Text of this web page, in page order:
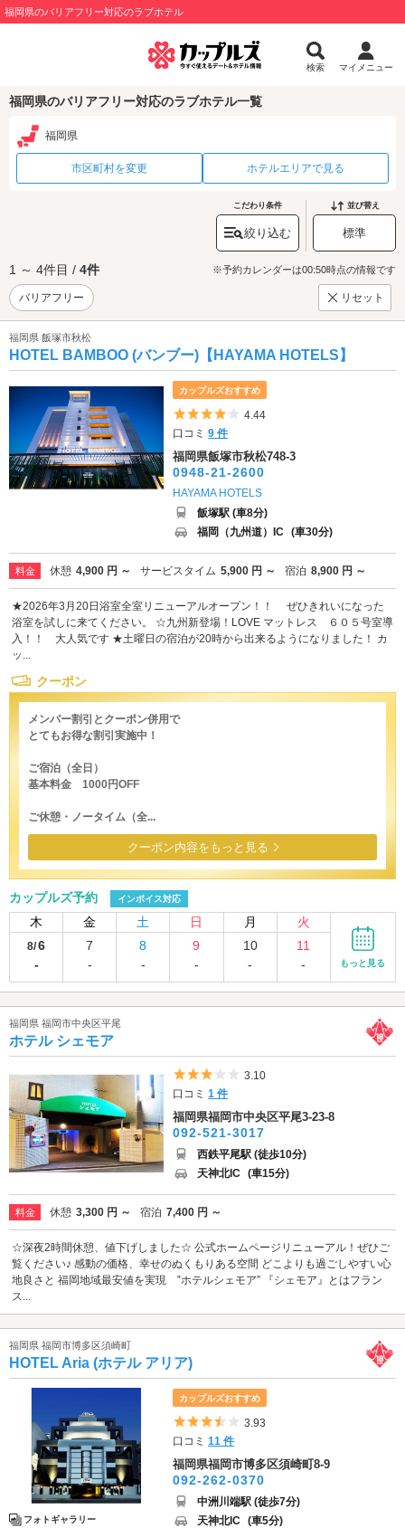
福岡県のバリアフリー対応のラブホテル
検索 マイメニュー
福岡県のバリアフリー対応のラブホテル一覧
福岡県
市区町村を変更 ホテルエリアで見る
こだわり条件
絞り込む
並び替え
標準
1 ～ 4件目 / 4件 ※予約カレンダーは00:50時点の情報です
バリアフリー リセット
福岡県 飯塚市秋松
HOTEL BAMBOO (バンブー)【HAYAMA HOTELS】
カップルズおすすめ
5つ星のうち4
4.44
口コミ9 件
福岡県飯塚市秋松748-3
0948-21-2600
HAYAMA HOTELS
飯塚駅 (車8分)
福岡（九州道）IC (車30分)
料金 休憩 4,900 円 ～ サービスタイム 5,900 円 ～ 宿泊 8,900 円 ～
★2026年3月20日浴室全室リニューアルオープン！！ ぜひきれいになった
浴室を試しに来てください。 ☆九州新登場！LOVE マットレス ６０５号室導
入！！ 大人気です ★土曜日の宿泊が20時から出来るようになりました！ カ
ッ...
クーポン
メンバー割引とクーポン併用で
とてもお得な割引実施中！
ご宿泊（全日）
基本料金 1000円OFF
ご休憩・ノータイム（全...
クーポン内容をもっと見る
カップルズ予約 インボイス対応
木 金 土 日 月 火
8/6
-
7
-
8
-
9
-
10
-
11
-
もっと見る
福岡県 福岡市中央区平尾
ホテル シェモア
5つ星のうち3
3.10
口コミ1 件
福岡県福岡市中央区平尾3-23-8
092-521-3017
西鉄平尾駅 (徒歩10分)
天神北IC (車15分)
料金 休憩 3,300 円 ～ 宿泊 7,400 円 ～
☆深夜2時間休憩、値下げしました☆ 公式ホームページリニューアル！ぜひご
覧ください♪ 感動の価格、幸せのぬくもりある空間 どこよりも過ごしやすい心
地良さと 福岡地域最安値を実現 ‟ホテルシェモア” 『シェモア』とはフラン
ス...
福岡県 福岡市博多区須崎町
HOTEL Aria (ホテル アリア)
フォトギャラリー
カップルズおすすめ
5つ星のうち3.5
3.93
口コミ11 件
福岡県福岡市博多区須崎町8-9
092-262-0370
中洲川端駅 (徒歩7分)
天神北IC (車5分)